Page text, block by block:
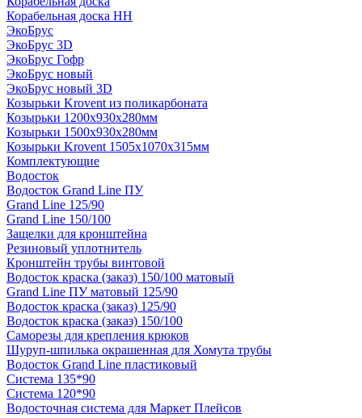
Корабельная доска НН
ЭкоБрус
ЭкоБрус 3D
ЭкоБрус Гофр
ЭкоБрус новый
ЭкоБрус новый 3D
Козырьки Krovent из поликарбоната
Козырьки 1200х930х280мм
Козырьки 1500х930х280мм
Козырьки Krovent 1505х1070х315мм
Комплектующие
Водосток
Водосток Grand Line ПУ
Grand Line 125/90
Grand Line 150/100
Защелки для кронштейна
Резиновый уплотнитель
Кронштейн трубы винтовой
Водосток краска (заказ) 150/100 матовый
Grand Line ПУ матовый 125/90
Водосток краска (заказ) 125/90
Водосток краска (заказ) 150/100
Саморезы для крепления крюков
Шуруп-шпилька окрашенная для Хомута трубы
Водосток Grand Line пластиковый
Система 135*90
Система 120*90
Водосточная система для Маркет Плейсов